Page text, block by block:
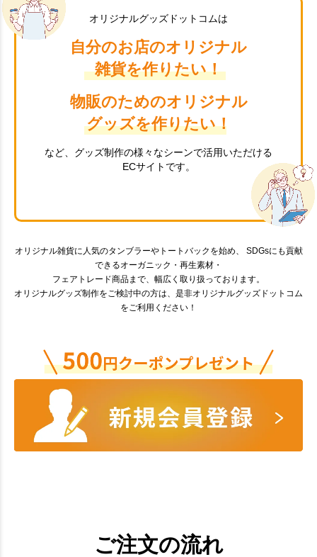
オリジナルグッズドットコムは
自分のお店のオリジナル
雑貨を作りたい！
物販のためのオリジナル
グッズを作りたい！
など、グッズ制作の様々なシーンで活用いただける
ECサイトです。
オリジナル雑貨に人気のタンブラーやトートバックを始め、 SDGsにも貢献
できるオーガニック・再生素材・
フェアトレード商品まで、幅広く取り扱っております。
オリジナルグッズ制作をご検討中の方は、是非オリジナルグッズドットコム
をご利用ください！
ご注文の流れ